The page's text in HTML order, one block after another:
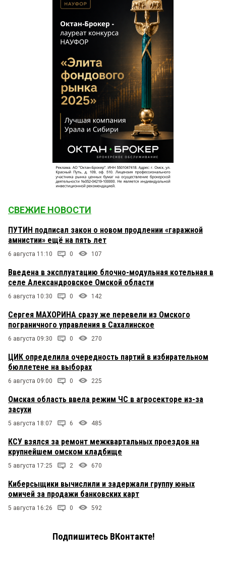
СВЕЖИЕ НОВОСТИ
ПУТИН подписал закон о новом продлении «гаражной
амнистии» ещё на пять лет
6 августа 11:10 0 107
Введена в эксплуатацию блочно-модульная котельная в
селе Александровское Омской области
6 августа 10:30 0 142
Сергея МАХОРИНА сразу же перевели из Омского
пограничного управления в Сахалинское
6 августа 09:30 0 270
ЦИК определила очередность партий в избирательном
бюллетене на выборах
6 августа 09:00 0 225
Омская область ввела режим ЧС в агросекторе из-за
засухи
5 августа 18:07 6 485
КСУ взялся за ремонт межквартальных проездов на
крупнейшем омском кладбище
5 августа 17:25 2 670
Киберсыщики вычислили и задержали группу юных
омичей за продажи банковских карт
5 августа 16:26 0 592
Подпишитесь ВКонтакте!